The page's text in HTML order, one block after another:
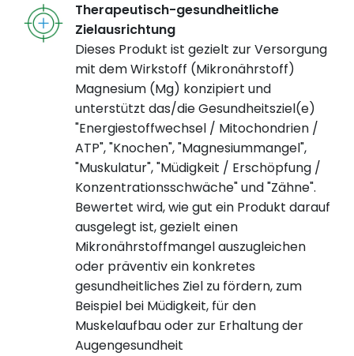
Therapeutisch-gesundheitliche
Zielausrichtung
Dieses Produkt ist gezielt zur Versorgung
mit dem Wirkstoff (Mikronährstoff)
Magnesium (Mg) konzipiert und
unterstützt das/die Gesundheitsziel(e)
"Energiestoffwechsel / Mitochondrien /
ATP", "Knochen", "Magnesiummangel",
"Muskulatur", "Müdigkeit / Erschöpfung /
Konzentrationsschwäche" und "Zähne".
Bewertet wird, wie gut ein Produkt darauf
ausgelegt ist, gezielt einen
Mikronährstoffmangel auszugleichen
oder präventiv ein konkretes
gesundheitliches Ziel zu fördern, zum
Beispiel bei Müdigkeit, für den
Muskelaufbau oder zur Erhaltung der
Augengesundheit